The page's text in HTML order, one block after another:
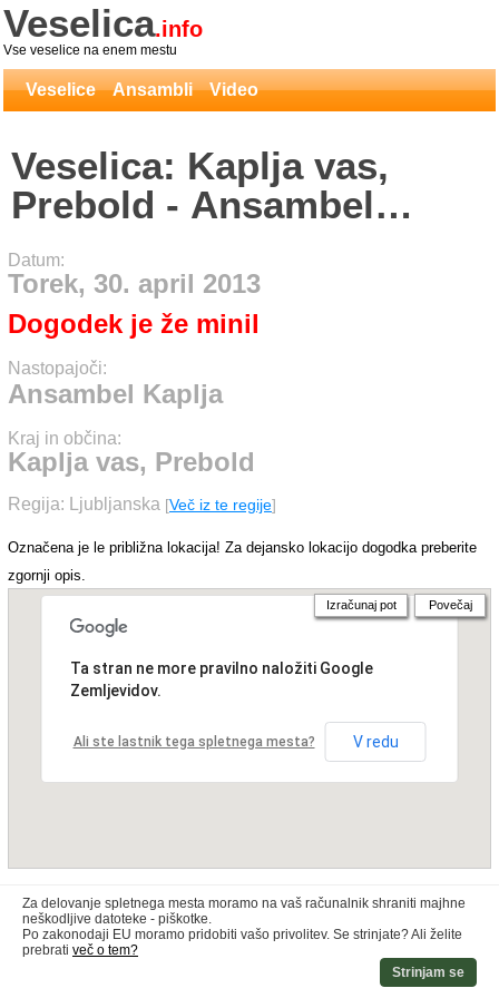
Veselica.info
Vse veselice na enem mestu
Veselice Ansambli Video
Veselica: Kaplja vas,
Prebold - Ansambel
Kaplja
Datum:
Torek, 30. april 2013
Dogodek je že minil
Nastopajoči:
Ansambel Kaplja
Kraj in občina:
Kaplja vas, Prebold
Regija: Ljubljanska [Več iz te regije]
Označena je le približna lokacija! Za dejansko lokacijo dogodka preberite
zgornji opis.
Ta stran ne more pravilno naložiti Google
Zemljevidov.
Ali ste lastnik tega spletnega mesta? V redu
Izračunaj pot Povečaj
Za delovanje spletnega mesta moramo na vaš računalnik shraniti majhne
neškodljive datoteke - piškotke.
Po zakonodaji EU moramo pridobiti vašo privolitev. Se strinjate? Ali želite
prebrati več o tem?
Strinjam se